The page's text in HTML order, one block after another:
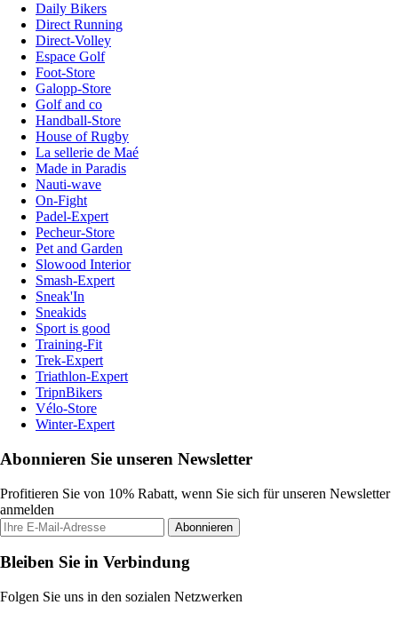
Daily Bikers
Direct Running
Direct-Volley
Espace Golf
Foot-Store
Galopp-Store
Golf and co
Handball-Store
House of Rugby
La sellerie de Maé
Made in Paradis
Nauti-wave
On-Fight
Padel-Expert
Pecheur-Store
Pet and Garden
Slowood Interior
Smash-Expert
Sneak'In
Sneakids
Sport is good
Training-Fit
Trek-Expert
Triathlon-Expert
TripnBikers
Vélo-Store
Winter-Expert
Abonnieren Sie unseren Newsletter
Profitieren Sie von 10% Rabatt, wenn Sie sich für unseren Newsletter
anmelden
Abonnieren
Bleiben Sie in Verbindung
Folgen Sie uns in den sozialen Netzwerken